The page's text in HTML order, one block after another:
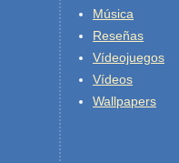
Música
Reseñas
Vídeojuegos
Vídeos
Wallpapers